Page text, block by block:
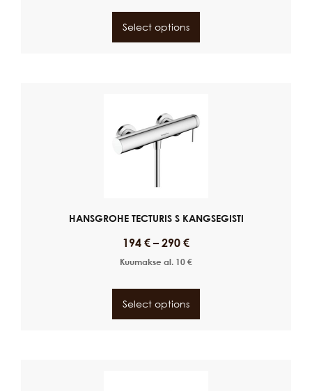
Select options
HANSGROHE TECTURIS S KANGSEGISTI
194 € – 290 €
Kuumakse al. 10 €
Select options